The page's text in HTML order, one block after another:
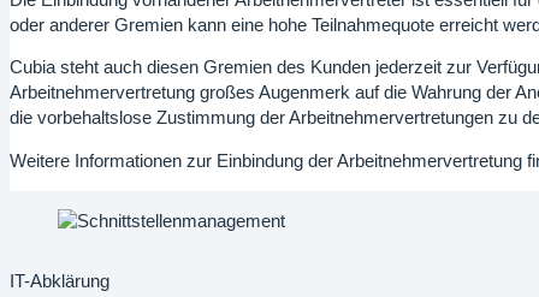
oder anderer Gremien kann eine hohe Teilnahmequote erreicht
Cubia steht auch diesen Gremien des Kunden jederzeit zur
Arbeitnehmervertretung großes Augenmerk auf die Wahrung der
die vorbehaltslose Zustimmung der Arbeitnehmervertretungen zu
Weitere Informationen zur Einbindung der Arbeitnehmervertretung
IT-Abklärung